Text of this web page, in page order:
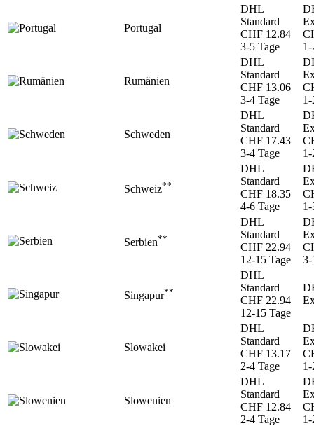
Portugal
DHL
Standard
CHF 12.84
3-5 Tage
1-
Rumänien
DHL
Standard
CHF 13.06
3-4 Tage
1-
Schweden
DHL
Standard
CHF 17.43
3-4 Tage
1-
Schweiz**
DHL
Standard
CHF 18.35
4-6 Tage
1-
Serbien**
DHL
Standard
CHF 22.94
12-15 Tage
3-
Singapur**
DHL
Standard
CHF 22.94
12-15 Tage
Slowakei
DHL
Standard
CHF 13.17
2-4 Tage
1-
Slowenien
DHL
Standard
CHF 12.84
2-4 Tage
1-